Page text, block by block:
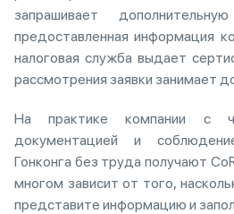
запрашивает
предоставленная информация
налоговая служба выдает
рассмотрения заявки занимает
На практике компании с
документацией и
Гонконга без труда получают
многом зависит от того,
представите информацию и